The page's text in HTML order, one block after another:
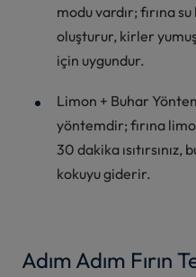
modu vardır; fırına
oluşturur, kirler
için uygundur.
Limon + Buhar
yöntemdir; fırına
30 dakika
kokuyu giderir.
Adım Adım Fırın